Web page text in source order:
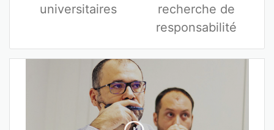
universitaires
recherche de
responsabilité